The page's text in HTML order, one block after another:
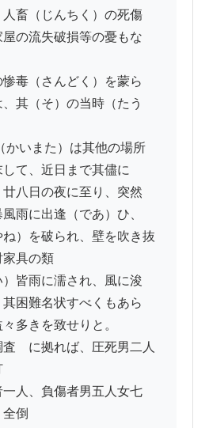
畜（じんちく）の死傷
屋の流失破損等の憂もな
毒（さんどく）を蒙ら
其（そ）の当時（たう
かいまた）は其他の場所
して、近日まで其儘に
八日の夜に至り、突然
雨に出逢（であ）ひ、
）を破られ、壁を吹き抜
家具の類
皆雨に濡され、風に浚
其困難名状すべくもあら
多きを致せりと。
　に拠れば、圧死男二人
人、負傷者男五人女七
倒